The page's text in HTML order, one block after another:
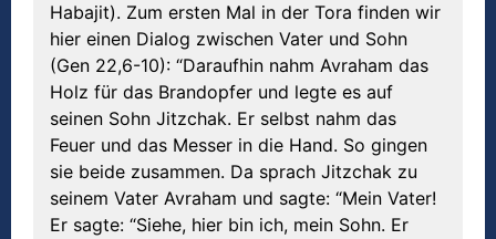
Habajit). Zum ersten Mal in der Tora finden wir
hier einen Dialog zwischen Vater und Sohn
(Gen 22,6-10): “Daraufhin nahm Avraham das
Holz für das Brandopfer und legte es auf
seinen Sohn Jitzchak. Er selbst nahm das
Feuer und das Messer in die Hand. So gingen
sie beide zusammen. Da sprach Jitzchak zu
seinem Vater Avraham und sagte: “Mein Vater!
Er sagte: “Siehe, hier bin ich, mein Sohn. Er